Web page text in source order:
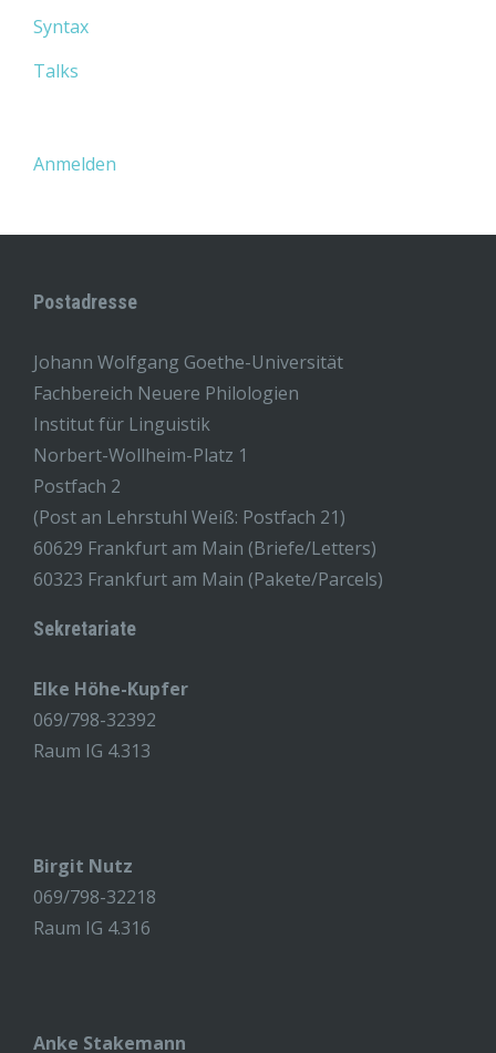
Syntax
Talks
Anmelden
Postadresse
Johann Wolfgang Goethe-Universität
Fachbereich Neuere Philologien
Institut für Linguistik
Norbert-Wollheim-Platz 1
Postfach 2
(Post an Lehrstuhl Weiß: Postfach 21)
60629 Frankfurt am Main (Briefe/Letters)
60323 Frankfurt am Main (Pakete/Parcels)
Sekretariate
Elke Höhe-Kupfer
069/798-32392
Raum IG 4.313
Birgit Nutz
069/798-32218
Raum IG 4.316
Anke Stakemann